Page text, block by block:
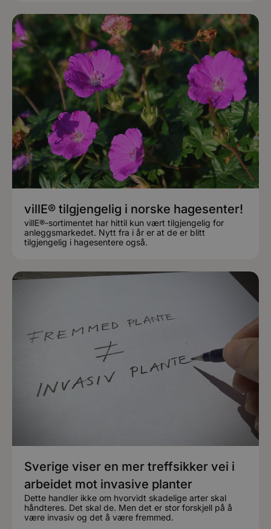
villE® tilgjengelig i norske hagesenter!
villE®-sortimentet har hittil kun vært tilgjengelig for
anleggsmarkedet. Nytt fra i år er at de er blitt
tilgjengelig i hagesentere også.
Sverige viser en mer treffsikker vei i
arbeidet mot invasive planter
Dette handler ikke om hvorvidt skadelige arter skal
håndteres. Det skal de. Men det er stor forskjell på å
være invasiv og det å være fremmed.